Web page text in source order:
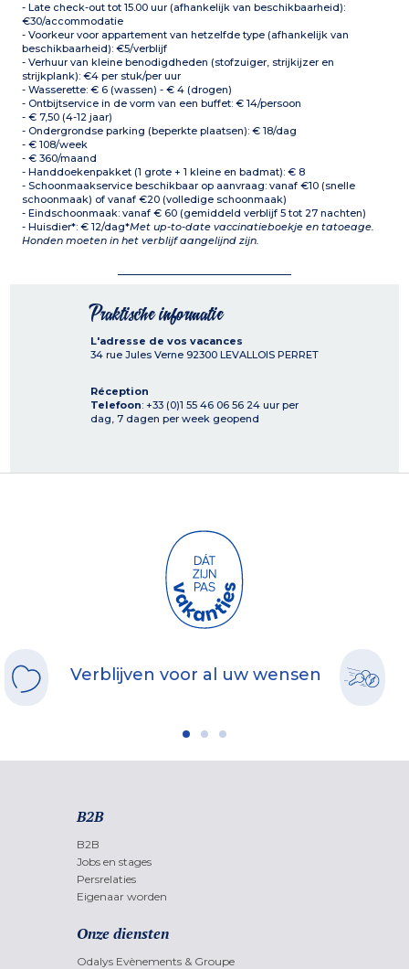
- Late check-out tot 15.00 uur (afhankelijk van beschikbaarheid):
€30/accommodatie
- Voorkeur voor appartement van hetzelfde type (afhankelijk van
beschikbaarheid): €5/verblijf
- Verhuur van kleine benodigdheden (stofzuiger, strijkijzer en
strijkplank): €4 per stuk/per uur
- Wasserette: € 6 (wassen) - € 4 (drogen)
- Ontbijtservice in de vorm van een buffet: € 14/persoon
- € 7,50 (4-12 jaar)
- Ondergrondse parking (beperkte plaatsen): € 18/dag
- € 108/week
- € 360/maand
- Handdoekenpakket (1 grote + 1 kleine en badmat): € 8
- Schoonmaakservice beschikbaar op aanvraag: vanaf €10 (snelle
schoonmaak) of vanaf €20 (volledige schoonmaak)
- Eindschoonmaak: vanaf € 60 (gemiddeld verblijf 5 tot 27 nachten)
- Huisdier*: € 12/dag*Met up-to-date vaccinatieboekje en tatoeage.
Honden moeten in het verblijf aangelijnd zijn.
Praktische informatie
L'adresse de vos vacances
34 rue Jules Verne 92300 LEVALLOIS PERRET
Réception
Telefoon: +33 (0)1 55 46 06 56 24 uur per
dag, 7 dagen per week geopend
Verblijven voor al uw wensen
B2B
B2B
Jobs en stages
Persrelaties
Eigenaar worden
Onze diensten
Odalys Evènements & Groupe